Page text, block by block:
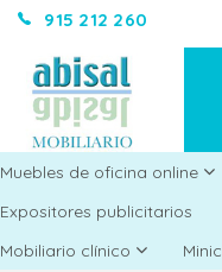
915 212 260
Muebles de oficina online
Expositores publicitarios
Mobiliario clínico